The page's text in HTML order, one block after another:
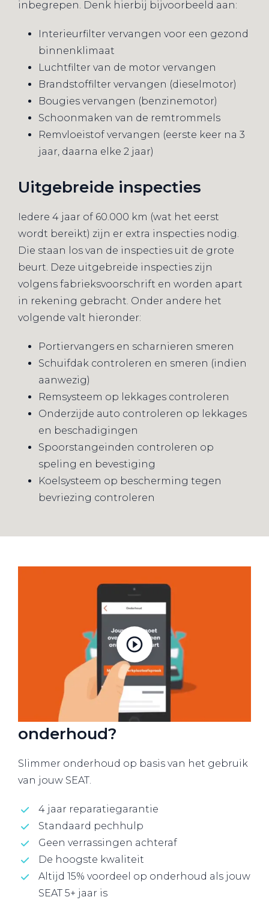
inbegrepen. Denk hierbij bijvoorbeeld aan:
Interieurfilter vervangen voor een gezond
binnenklimaat
Luchtfilter van de motor vervangen
Brandstoffilter vervangen (dieselmotor)
Bougies vervangen (benzinemotor)
Schoonmaken van de remtrommels
Remvloeistof vervangen (eerste keer na 3
jaar, daarna elke 2 jaar)
Uitgebreide inspecties
Iedere 4 jaar of 60.000 km (wat het eerst
wordt bereikt) zijn er extra inspecties nodig.
Die staan los van de inspecties uit de grote
beurt. Deze uitgebreide inspecties zijn
volgens fabrieksvoorschrift en worden apart
in rekening gebracht. Onder andere het
volgende valt hieronder:
Portiervangers en scharnieren smeren
Schuifdak controleren en smeren (indien
aanwezig)
Remsysteem op lekkages controleren
Onderzijde auto controleren op lekkages
en beschadigingen
Spoorstangeinden controleren op
speling en bevestiging
Koelsysteem op bescherming tegen
bevriezing controleren
Meer weten over SEAT
onderhoud?
Slimmer onderhoud op basis van het gebruik
van jouw SEAT.
4 jaar reparatiegarantie
Standaard pechhulp
Geen verrassingen achteraf
De hoogste kwaliteit
Altijd 15% voordeel op onderhoud als jouw
SEAT 5+ jaar is